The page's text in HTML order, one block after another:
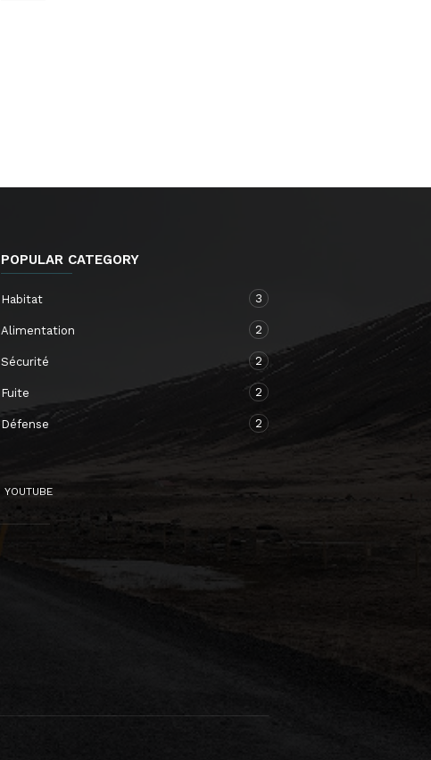
POPULAR CATEGORY
Habitat 3
Alimentation 2
Sécurité 2
Fuite 2
Défense 2
YOUTUBE